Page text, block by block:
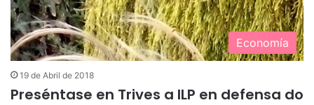
Economía
19 de Abril de 2018
Preséntase en Trives a ILP en defensa do